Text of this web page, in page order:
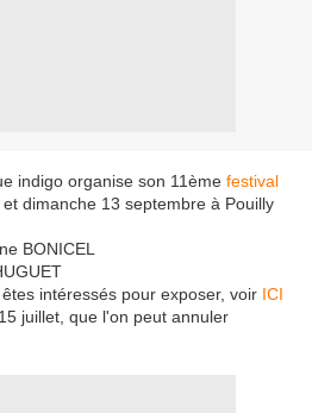
indigo organise son 11ème festival
dimanche 13 septembre à Pouilly
BONICEL
intéressés pour exposer, voir ICI
juillet, que l'on peut annuler